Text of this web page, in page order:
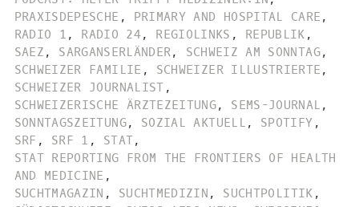
PRAXISDEPESCHE , PRIMARY AND HOSPITAL CARE ,
RADIO 1 , RADIO 24, REGIOLINKS , REPUBLIK ,
SAEZ , SARGANSERLÄNDER, SCHWEIZ AM SONNTAG,
SCHWEIZER FAMILIE , SCHWEIZER ILLUSTRIERTE ,
SCHWEIZER JOURNALIST ,
SCHWEIZERISCHE ÄRZTEZEITUNG, SEMS-JOURNAL ,
SONNTAGSZEITUNG, SOZIAL AKTUELL , SPOTIFY ,
SRF , SRF 1 , STAT,
STAT REPORTING FROM THE FRONTIERS OF HEALTH
AND MEDICINE ,
SUCHTMAGAZIN , SUCHTMEDIZIN , SUCHTPOLITIK ,